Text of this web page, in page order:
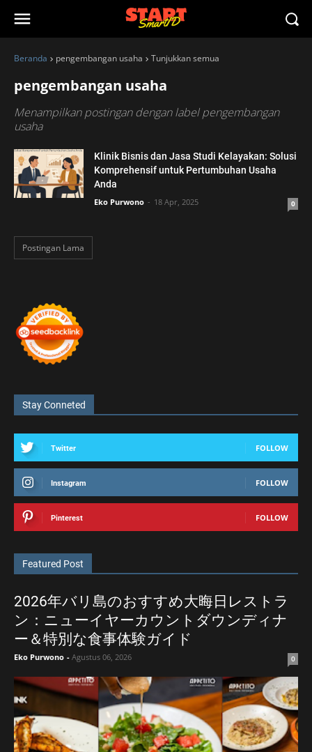
Beranda pengembangan usaha Tunjukkan semua
pengembangan usaha
Menampilkan postingan dengan labelpengembangan
usaha
Klinik Bisnis dan Jasa Studi Kelayakan: Solusi
Komprehensif untuk Pertumbuhan Usaha
Anda
Eko Purwono 18 Apr, 2025 0
Postingan Lama
Stay Conneted
Twitter FOLLOW
Instagram FOLLOW
Pinterest FOLLOW
Featured Post
2026年バリ島のおすすめ大晦日レストラ
ン：ニューイヤーカウントダウンディナ
ー＆特別な食事体験ガイド
Eko Purwono - Agustus 06, 2026 0